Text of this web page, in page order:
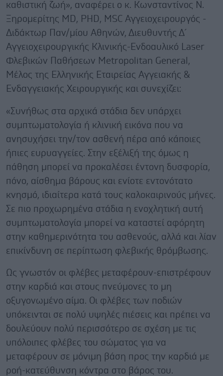
καθιστική ζωή», αναφέρει ο κ. Κωνσταντίνος Ν.
Ξηρομερίτης MD, PHD, MSC Αγγειοχειρουργός -
Διδάκτωρ Παν/μίου Αθηνών, Διευθυντής Δ´
Αγγειοχειρουργικής Κλινικής-Ενδοαυλικό Laser
Φλεβικών Παθήσεων Metropolitan General,
Μέλος της Ελληνικής Εταιρείας Αγγειακής &
Ενδαγγειακής Χειρουργικής και συνεχίζει:
«Συνήθως στα αρχικά στάδια δεν υπάρχει
συμπτωματολογία ή κλινική εικόνα που να
ανησυχήσει την/τον ασθενή πέρα από κάποιες
ήπιες ευρυαγγείες. Στην εξέλιξή της όμως η
πάθηση μπορεί να προκαλέσει έντονη δυσφορία,
πόνο, αίσθημα βάρους και ενίοτε εντονότατο
κνησμό, ιδιαίτερα κατά τους καλοκαιρινούς μήνες.
Σε πιο προχωρημένα στάδια η ενοχλητική αυτή
συμπτωματολογία μπορεί να καταστεί αφόρητη
στην καθημερινότητα του ασθενούς, αλλά και λίαν
επικίνδυνη σε περίπτωση φλεβικής θρόμβωσης.
Ως γνωστόν οι φλέβες μεταφέρουν-επιστρέφουν
στην καρδιά και στους πνεύμονες το μη
οξυγονωμένο αίμα. Οι φλέβες των ποδιών
υπόκεινται σε πολύ υψηλές πιέσεις και πρέπει να
δουλεύουν πολύ περισσότερο σε σχέση με τις
υπόλοιπες φλέβες του σώματος για να
μεταφέρουν σε μόνιμη βάση προς την καρδιά με
ροή-κατεύθυνση κόντρα στο βάρος του.